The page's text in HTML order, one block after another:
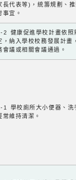
長代表等)，統籌規劃、
事宜。
2 健康促進學校計畫依照
，納入學校校務發展計畫
會議或相關會議通過。
1 學校廁所大小便器、洗
常維持清潔。